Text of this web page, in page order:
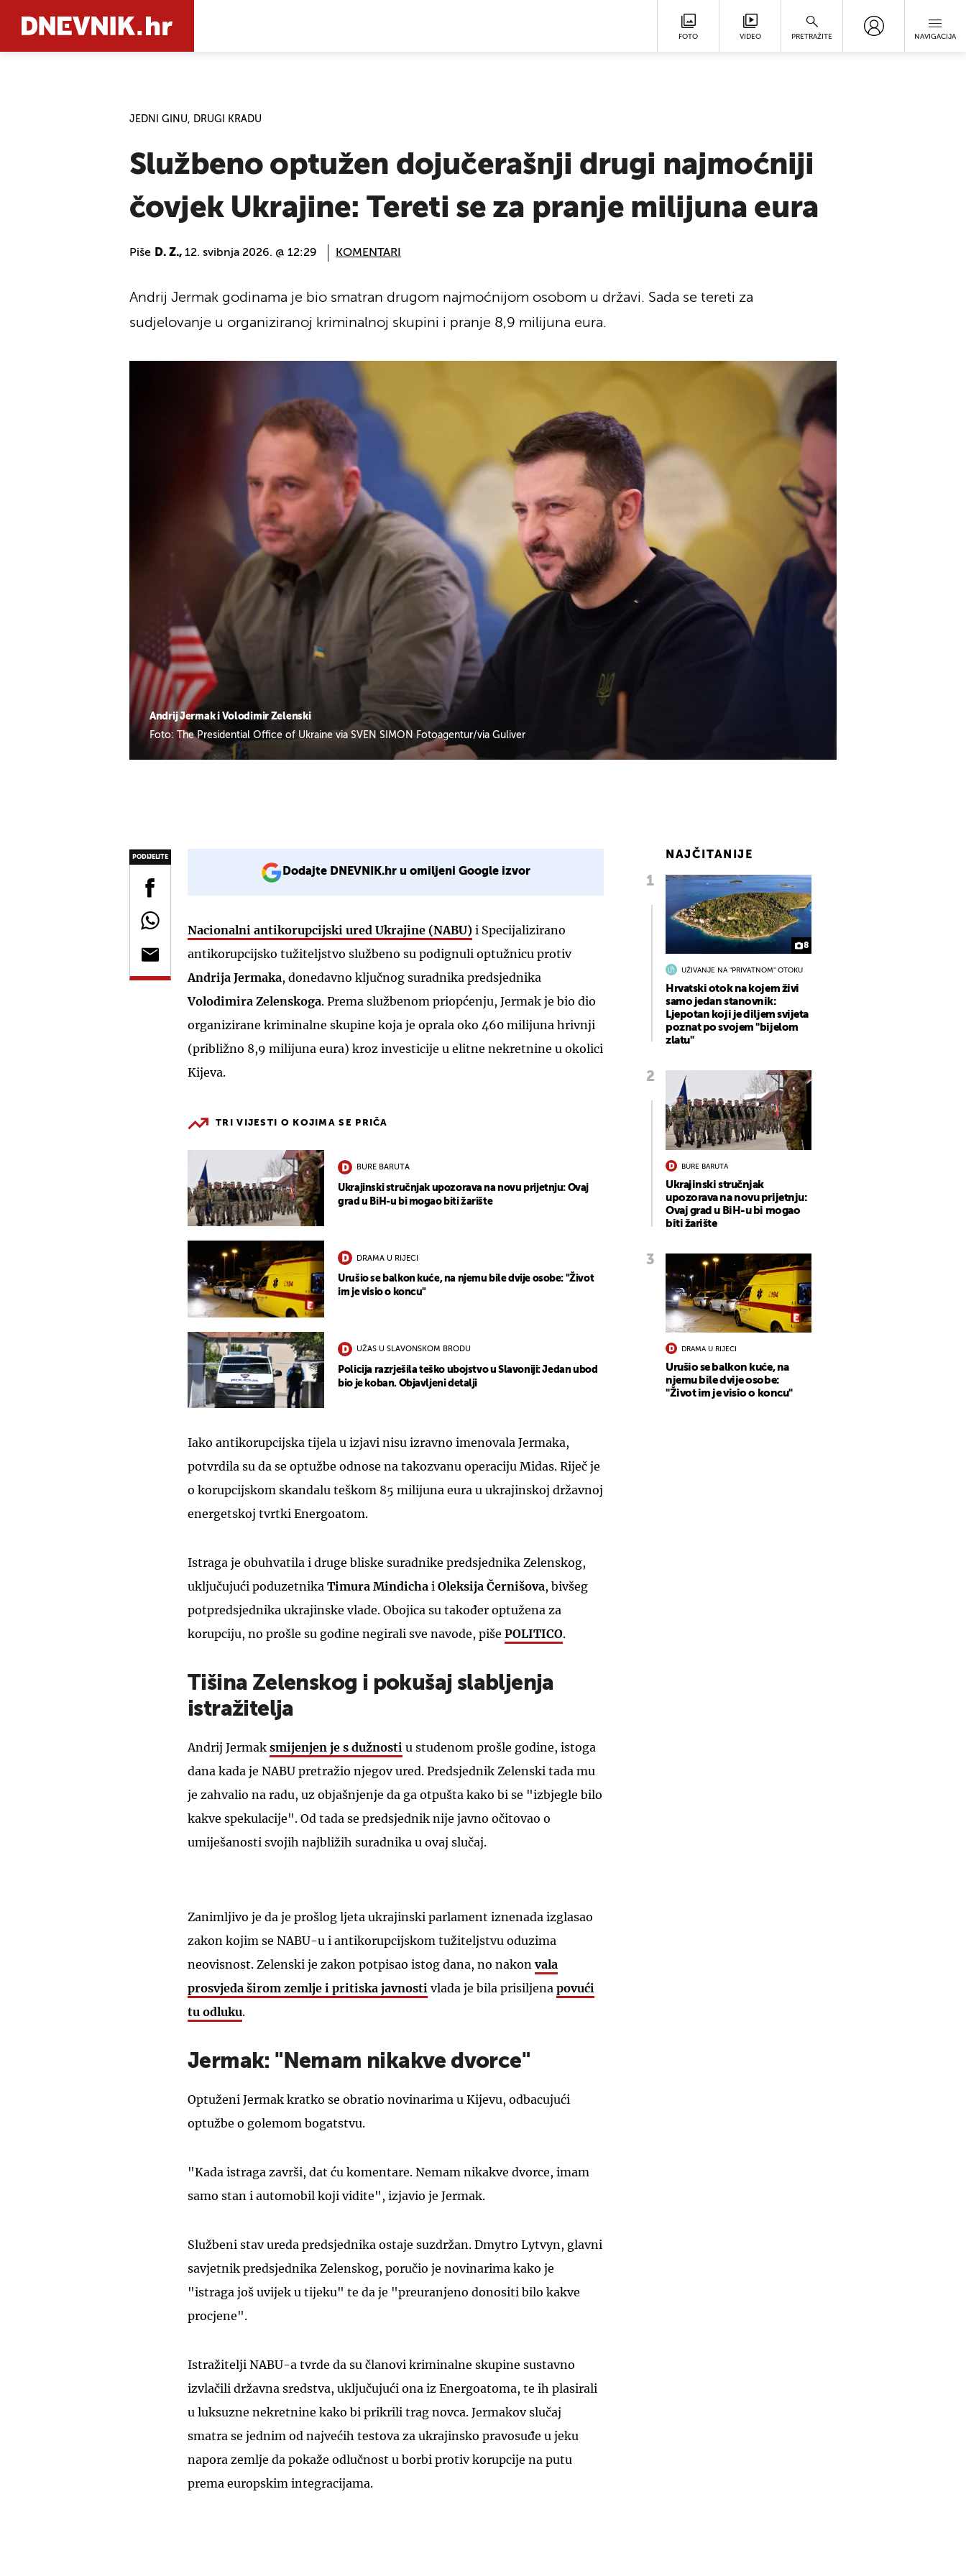
FOTO VIDEO PRETRAŽITE NAVIGACIJA
JEDNI GINU, DRUGI KRADU
Službeno optužen dojučerašnji drugi najmoćniji
čovjek Ukrajine: Tereti se za pranje milijuna eura
Piše D. Z., 12. svibnja 2026. @ 12:29 KOMENTARI
Andrij Jermak i Volodimir Zelenski
Foto: The Presidential Office of Ukraine via SVEN SIMON Fotoagentur/via Guliver
Andrij Jermak godinama je bio smatran drugom najmoćnijom osobom u državi. Sada se tereti za
sudjelovanje u organiziranoj kriminalnoj skupini i pranje 8,9 milijuna eura.
PODIJELITE
Dodajte DNEVNIK.hr u omiljeni Google izvor
Nacionalni antikorupcijski ured Ukrajine (NABU) i Specijalizirano
antikorupcijsko tužiteljstvo službeno su podignuli optužnicu protiv
Andrija Jermaka, donedavno ključnog suradnika predsjednika
Volodimira Zelenskoga. Prema službenom priopćenju, Jermak je bio dio
organizirane kriminalne skupine koja je oprala oko 460 milijuna hrivnji
(približno 8,9 milijuna eura) kroz investicije u elitne nekretnine u okolici
Kijeva.
TRI VIJESTI O KOJIMA SE PRIČA
BURE BARUTA
Ukrajinski stručnjak upozorava na novu prijetnju: Ovaj
grad u BiH-u bi mogao biti žarište
DRAMA U RIJECI
Urušio se balkon kuće, na njemu bile dvije osobe: "Život
im je visio o koncu"
UŽAS U SLAVONSKOM BRODU
Policija razrješila teško ubojstvo u Slavoniji: Jedan ubod
bio je koban. Objavljeni detalji
Iako antikorupcijska tijela u izjavi nisu izravno imenovala Jermaka,
potvrdila su da se optužbe odnose na takozvanu operaciju Midas. Riječ je
o korupcijskom skandalu teškom 85 milijuna eura u ukrajinskoj državnoj
energetskoj tvrtki Energoatom.
Istraga je obuhvatila i druge bliske suradnike predsjednika Zelenskog,
uključujući poduzetnika Timura Mindicha i Oleksija Černišova, bivšeg
potpredsjednika ukrajinske vlade. Obojica su također optužena za
korupciju, no prošle su godine negirali sve navode, piše POLITICO.
Tišina Zelenskog i pokušaj slabljenja
istražitelja
Andrij Jermak smijenjen je s dužnosti u studenom prošle godine, istoga
dana kada je NABU pretražio njegov ured. Predsjednik Zelenski tada mu
je zahvalio na radu, uz objašnjenje da ga otpušta kako bi se "izbjegle bilo
kakve spekulacije". Od tada se predsjednik nije javno očitovao o
umiješanosti svojih najbližih suradnika u ovaj slučaj.
Zanimljivo je da je prošlog ljeta ukrajinski parlament iznenada izglasao
zakon kojim se NABU-u i antikorupcijskom tužiteljstvu oduzima
neovisnost. Zelenski je zakon potpisao istog dana, no nakonvala
prosvjeda širom zemlje i pritiska javnosti vlada je bila prisiljena povući
tu odluku.
Jermak: "Nemam nikakve dvorce"
Optuženi Jermak kratko se obratio novinarima u Kijevu, odbacujući
optužbe o golemom bogatstvu.
"Kada istraga završi, dat ću komentare. Nemam nikakve dvorce, imam
samo stan i automobil koji vidite", izjavio je Jermak.
Službeni stav ureda predsjednika ostaje suzdržan. Dmytro Lytvyn, glavni
savjetnik predsjednika Zelenskog, poručio je novinarima kako je
"istraga još uvijek u tijeku" te da je "preuranjeno donositi bilo kakve
procjene".
Istražitelji NABU-a tvrde da su članovi kriminalne skupine sustavno
izvlačili državna sredstva, uključujući ona iz Energoatoma, te ih plasirali
u luksuzne nekretnine kako bi prikrili trag novca. Jermakov slučaj
smatra se jednim od najvećih testova za ukrajinsko pravosuđe u jeku
napora zemlje da pokaže odlučnost u borbi protiv korupcije na putu
prema europskim integracijama.
NAJČITANIJE
8
UŽIVANJE NA "PRIVATNOM" OTOKU
Hrvatski otok na kojem živi
samo jedan stanovnik:
Ljepotan koji je diljem svijeta
poznat po svojem "bijelom
zlatu"
BURE BARUTA
Ukrajinski stručnjak
upozorava na novu prijetnju:
Ovaj grad u BiH-u bi mogao
biti žarište
DRAMA U RIJECI
Urušio se balkon kuće, na
njemu bile dvije osobe:
"Život im je visio o koncu"